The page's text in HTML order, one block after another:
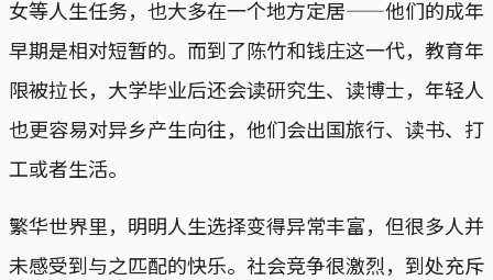
女等人生任务，也大多在一个地方定居——他们的成年
早期是相对短暂的。而到了陈竹和钱庄这一代，教育年
限被拉长，大学毕业后还会读研究生、读博士，年轻人
也更容易对异乡产生向往，他们会出国旅行、读书、打
工或者生活。
繁华世界里，明明人生选择变得异常丰富，但很多人并
未感受到与之匹配的快乐。社会竞争很激烈，到处充斥